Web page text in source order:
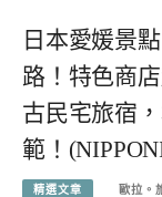
日本愛媛景
路！特色商
古民宅旅宿
範！
精選文章 歐拉。